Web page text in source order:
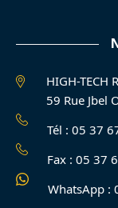
HIGH-TECH
59 Rue Jbel
Tél : 05 37
Fax : 05 37
WhatsApp :